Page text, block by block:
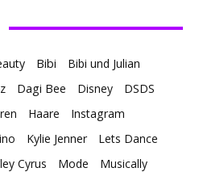
Bibi Bibi und Julian
Dagi Bee Disney
DSDS
Haare
Instagram
Kylie Jenner
Lets Dance
Cyrus Mode
Musically